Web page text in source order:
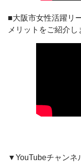
■大阪市女性活躍リ
メリットをご紹介し
▼YouTubeチャンネ